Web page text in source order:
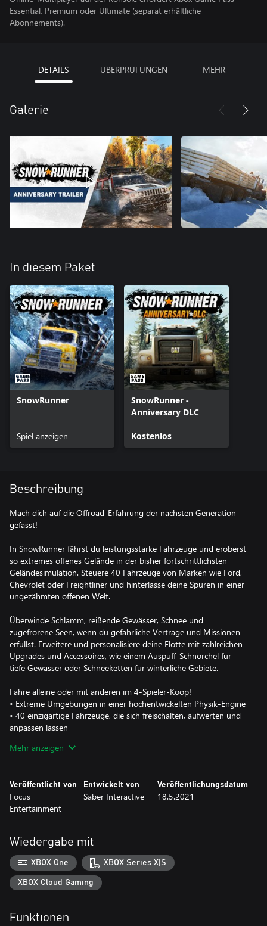
Essential, Premium oder Ultimate (separat erhältliche
Abonnements).
DETAILS ÜBERPRÜFUNGEN MEHR
Galerie
In diesem Paket
SnowRunner
Spiel anzeigen
SnowRunner -
Anniversary DLC
Kostenlos
Beschreibung
Mach dich auf die Offroad-Erfahrung der nächsten Generation
gefasst!
In SnowRunner fährst du leistungsstarke Fahrzeuge und eroberst
so extremes offenes Gelände in der bisher fortschrittlichsten
Geländesimulation. Steuere 40 Fahrzeuge von Marken wie Ford,
Chevrolet oder Freightliner und hinterlasse deine Spuren in einer
ungezähmten offenen Welt.
Überwinde Schlamm, reißende Gewässer, Schnee und
zugefrorene Seen, wenn du gefährliche Verträge und Missionen
erfüllst. Erweitere und personalisiere deine Flotte mit zahlreichen
Upgrades und Accessoires, wie einem Auspuff-Schnorchel für
tiefe Gewässer oder Schneeketten für winterliche Gebiete.
Fahre alleine oder mit anderen im 4-Spieler-Koop!
• Extreme Umgebungen in einer hochentwickelten Physik-Engine
• 40 einzigartige Fahrzeuge, die sich freischalten, aufwerten und
anpassen lassen
• Spiele alleine oder im 4-Spieler-Koop
Trucks CAT 681 und International HX 520 beinhaltet.
Erlebe 4K-Auflösung*, 60 FPS, deutlich verbesserte Grafik und
*4K-Auflösung erfordert einen kompatiblen Bildschirm und
Mehr anzeigen
Veröffentlicht von
Focus
Entertainment
Entwickelt von
Saber Interactive
Veröffentlichungsdatum
18.5.2021
Wiedergabe mit
XBOX One XBOX Series X|S
XBOX Cloud Gaming
Funktionen